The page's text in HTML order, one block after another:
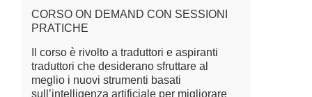
CORSO ON DEMAND CON SESSIONI
PRATICHE
Il corso è rivolto a traduttori e aspiranti
traduttori che desiderano sfruttare al
meglio i nuovi strumenti basati
sull’intelligenza artificiale per migliorare